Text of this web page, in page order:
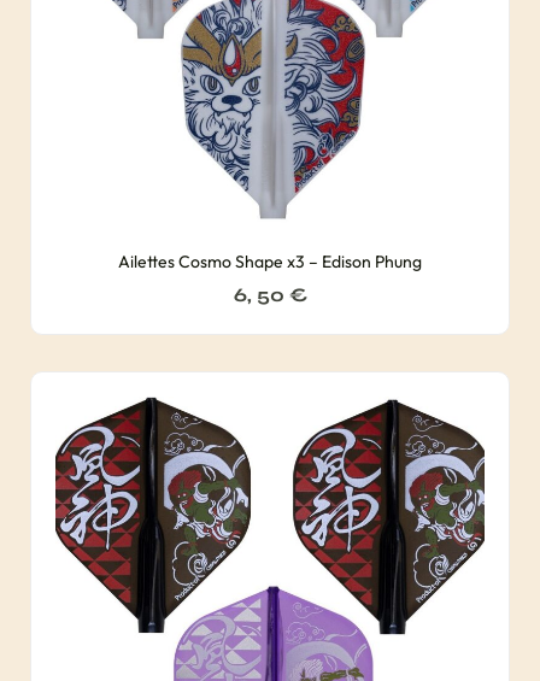
Ailettes Cosmo Shape x3 – Edison Phung
6, 50 €